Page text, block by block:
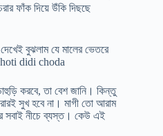
ফাঁক দিয়ে উঁকি দিছছে
বুঝলাম যে মালের ভেতরে
didi choda
করবে, তা বেশ জানি। কিন্তু
সুখ হবে না। মাগী তো আরাম
সবাই নীচে ব্যস্ত। কেউ এই